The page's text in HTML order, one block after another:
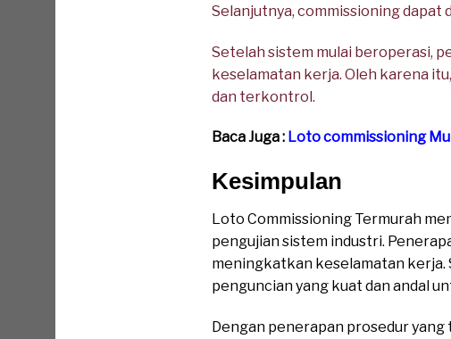
Selanjutnya, commissioning dapat
Setelah sistem mulai beroperasi,
keselamatan kerja. Oleh karena
dan terkontrol.
Baca Juga : Loto commissioning
Kesimpulan
Loto Commissioning Termurah
pengujian sistem industri.
meningkatkan keselamatan kerja.
penguncian yang kuat dan andal
Dengan penerapan prosedur